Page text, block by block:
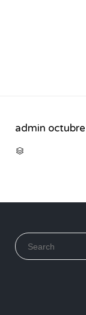
admin

Search for: